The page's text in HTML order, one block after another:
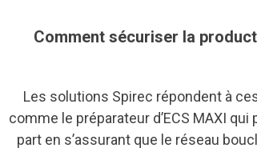
Comment sécuriser la
Les solutions Spirec répondent à
comme le préparateur d’ECS MAXI
part en s’assurant que le réseau